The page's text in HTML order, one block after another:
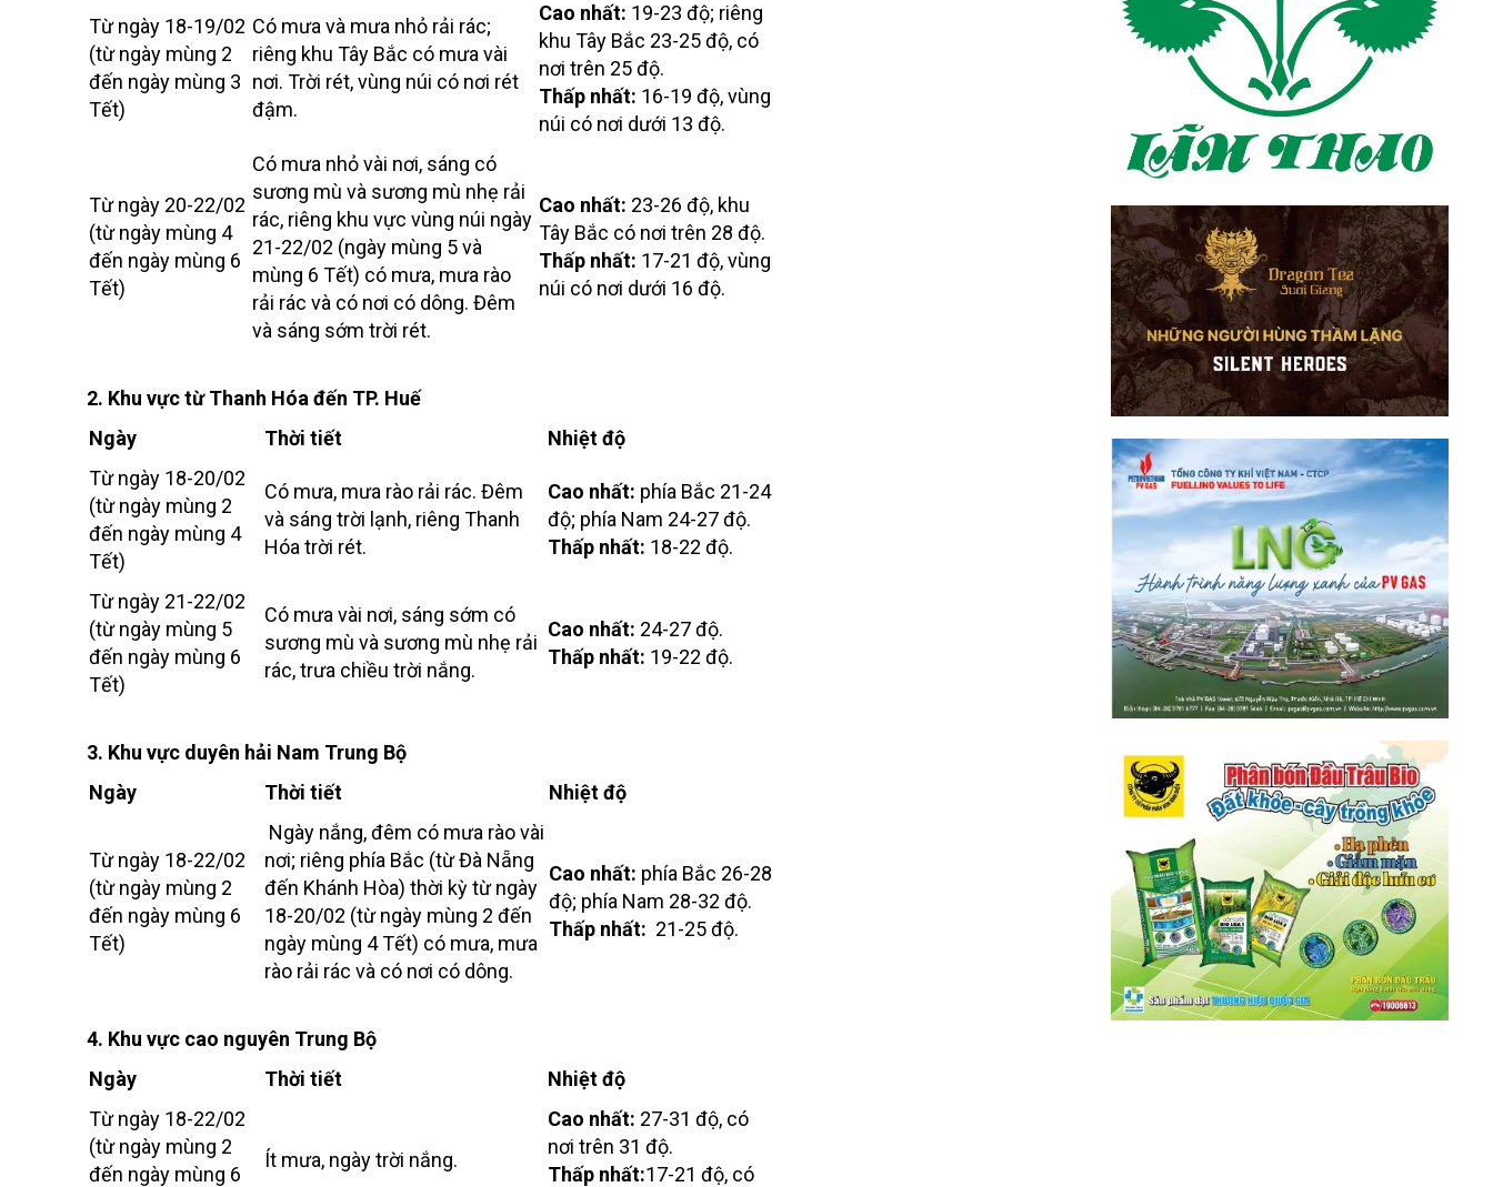
Từ ngày 18-19/02
(từ ngày mùng 2
đến ngày mùng 3
Tết)
Có mưa và mưa nhỏ rải rác;
riêng khu Tây Bắc có mưa vài
nơi. Trời rét, vùng núi có nơi rét
đậm.
Cao nhất: 19-23 độ; riêng
khu Tây Bắc 23-25 độ, có
nơi trên 25 độ.
Thấp nhất: 16-19 độ, vùng
núi có nơi dưới 13 độ.
Từ ngày 20-22/02
(từ ngày mùng 4
đến ngày mùng 6
Tết)
Có mưa nhỏ vài nơi, sáng có
sương mù và sương mù nhẹ rải
rác, riêng khu vực vùng núi ngày
21-22/02 (ngày mùng 5 và
mùng 6 Tết) có mưa, mưa rào
rải rác và có nơi có dông. Đêm
và sáng sớm trời rét.
Cao nhất: 23-26 độ, khu
Tây Bắc có nơi trên 28 độ.
Thấp nhất: 17-21 độ, vùng
núi có nơi dưới 16 độ.
2. Khu vực từ Thanh Hóa đến TP. Huế
Ngày
Thời tiết
Nhiệt độ
Từ ngày 18-20/02
(từ ngày mùng 2
đến ngày mùng 4
Tết)
Có mưa, mưa rào rải rác. Đêm
và sáng trời lạnh, riêng Thanh
Hóa trời rét.
Cao nhất: phía Bắc 21-24
độ; phía Nam 24-27 độ.
Thấp nhất: 18-22 độ.
Từ ngày 21-22/02
(từ ngày mùng 5
đến ngày mùng 6
Tết)
Có mưa vài nơi, sáng sớm có
sương mù và sương mù nhẹ rải
rác, trưa chiều trời nắng.
Cao nhất: 24-27 độ.
Thấp nhất: 19-22 độ.
3. Khu vực duyên hải Nam Trung Bộ
Ngày
Thời tiết Nhiệt độ
Từ ngày 18-22/02
(từ ngày mùng 2
đến ngày mùng 6
Tết)
Ngày nắng, đêm có mưa rào vài
nơi; riêng phía Bắc (từ Đà Nẵng
đến Khánh Hòa) thời kỳ từ ngày
18-20/02 (từ ngày mùng 2 đến
ngày mùng 4 Tết) có mưa, mưa
rào rải rác và có nơi có dông.
Cao nhất: phía Bắc 26-28
độ; phía Nam 28-32 độ.
Thấp nhất: 21-25 độ.
4. Khu vực cao nguyên Trung Bộ
Ngày
Thời tiết
Nhiệt độ
Từ ngày 18-22/02
(từ ngày mùng 2
đến ngày mùng 6
Ít mưa, ngày trời nắng.
Cao nhất: 27-31 độ, có
nơi trên 31 độ.
Thấp nhất:17-21 độ, có